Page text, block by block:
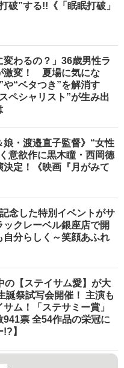
破”する!!《「眠眠打破」
変わるの？」36歳男性ラ
激変！ 夏場に気にな
や“ベタつき”を解消す
ペシャリスト”が生み出
娘・渡邉直子監督》“女性
意欲作に黒木瞳・西岡德
定！《映画『月がみて
念した特別イベントがサ
ックレーベル銀座店で開
分らしく～笑顔あふれ
の【ステイサム愛】が大
誕祭試写会開催！ 主演も
ム！「ステサミー賞」
941票 全54作品の栄冠に
】